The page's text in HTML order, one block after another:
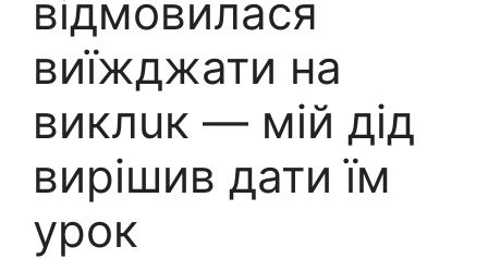
відмовилася
виїжджати на
виклuк — мій дід
вирішив дати їм
урок